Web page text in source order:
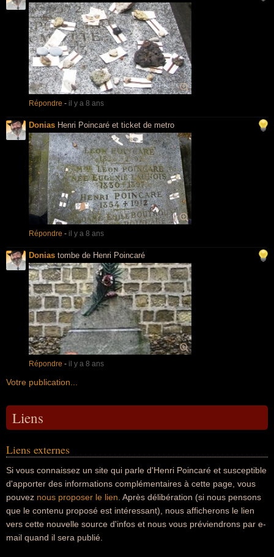
Répondre - il y a 8 ans
Donias Henri Poincaré et ticket de metro
Répondre - il y a 8 ans
Donias tombe de Henri Poincaré
Répondre - il y a 8 ans
Votre publication...
Liens
Liens externes
Si vous connaissez un site qui parle d'Henri Poincaré et susceptible
d'apporter des informations complémentaires à cette page, vous
pouvez nous proposer le lien . Après délibération (si nous pensons
que le contenu proposé est intéressant), nous afficherons le lien
vers cette nouvelle source d'infos et nous vous préviendrons par e-
mail quand il sera publié.